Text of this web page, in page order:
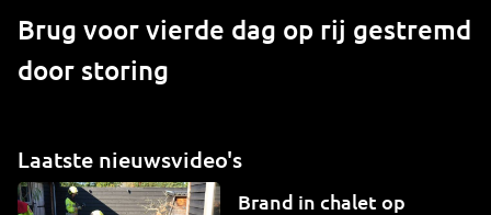
Brug voor vierde dag op rij gestremd
door storing
Laatste nieuwsvideo's
Brand in chalet op